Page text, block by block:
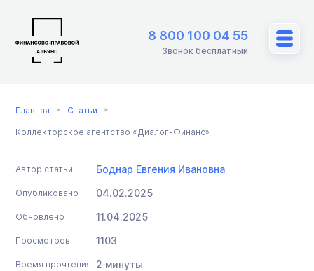
8 800 100 04 55
Звонок бесплатный
Главная Статьи
Коллекторское агентство «Диалог-Финанс»
Автор статьи Боднар Евгения Ивановна
Опубликовано 04.02.2025
Обновлено 11.04.2025
Просмотров 1103
Время прочтения 2 минуты